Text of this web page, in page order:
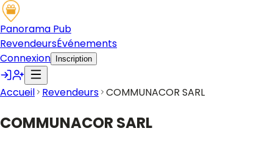
Panorama Pub
RevendeursÉvénements
Connexion
Inscription
Accueil Revendeurs COMMUNACOR SARL
COMMUNACOR SARL